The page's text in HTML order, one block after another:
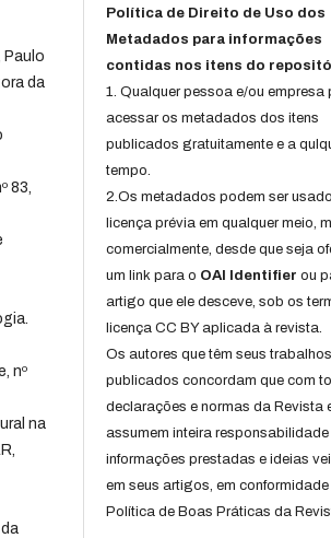
Paulo
da
83,
nº
na
Política de Direito de Uso dos
Metadados para informações
contidas nos itens do
1. Qualquer pessoa e/ou empresa
acessar os metadados dos itens
publicados gratuitamente e a
tempo.
2.Os metadados podem ser
licença prévia em qualquer meio,
comercialmente, desde que seja
um link para o OAI Identifier ou
artigo que ele desceve, sob os
licença CC BY aplicada à revista.
Os autores que têm seus trabalhos
publicados concordam que com
declarações e normas da Revista
assumem inteira responsabilidade
informações prestadas e ideias
em seus artigos, em
Política de Boas Práticas da